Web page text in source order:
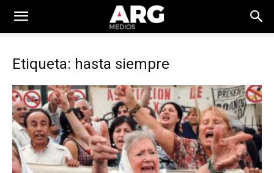
Etiqueta: hasta siempre